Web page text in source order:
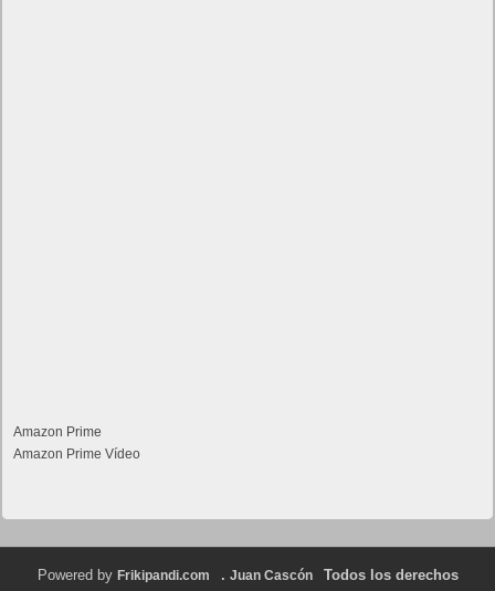
Amazon Prime
Amazon Prime Vídeo
Powered by Frikipandi.com . Juan Cascón Todos los derechos